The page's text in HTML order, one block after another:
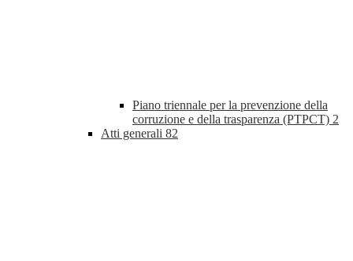
Piano triennale per la prevenzione della
corruzione e della trasparenza (PTPCT) 2
Atti generali 82